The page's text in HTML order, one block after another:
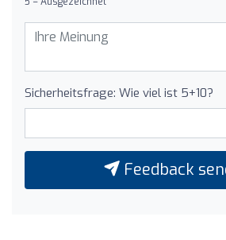
Sicherheitsfrage: Wie viel ist 5+10?
Feedback